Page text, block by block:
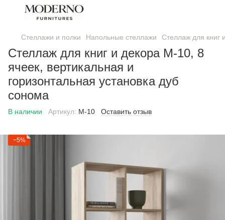
Стеллажи и полки Напольные стеллажи Стеллаж для книг
Стеллаж для книг и декора M-10, 8
ячеек, вертикальная и
горизонтальная установка дуб
сонома
В наличии Артикул: М-10 Оставить отзыв
−5%